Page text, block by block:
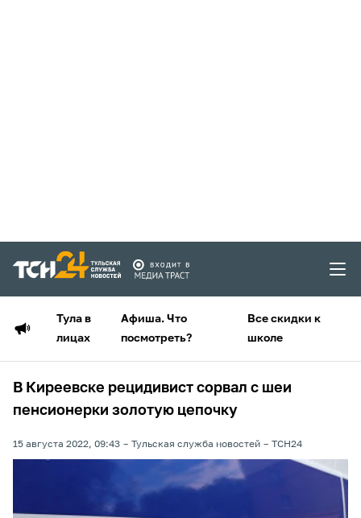
Тула в
лицах
Афиша. Что
посмотреть?
Все скидки к
школе
В Киреевске рецидивист сорвал с шеи
пенсионерки золотую цепочку
15 августа 2022, 09:43 Тульская служба новостей ТСН24